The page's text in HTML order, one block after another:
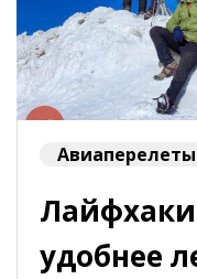
Авиаперелеты
удобнее